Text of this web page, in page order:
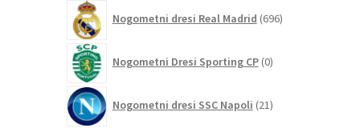
Nogometni dresi Real Madrid 696izdelkov
Nogometni Dresi Sporting CP 0izdelkov
Nogometni dresi SSC Napoli 21izdelkov